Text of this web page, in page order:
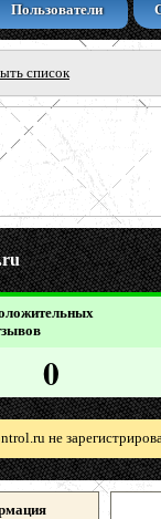
Пользователи
список
0
не